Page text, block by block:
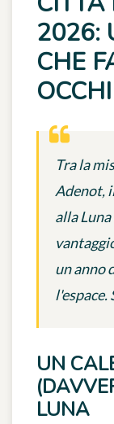
2026:
CHE
Tra la
Adenot,
alla
un anno
l'espace.
UN
LUNA